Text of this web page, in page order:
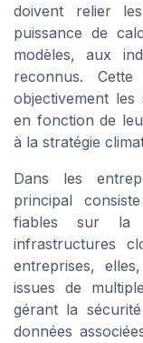
doivent relier
puissance de
modèles, aux
reconnus.
objectivement
en fonction de
à la stratégie
Dans les
principal
fiables sur la
infrastructures
entreprises,
issues de
gérant la
données